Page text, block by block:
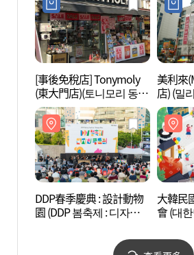
[事後免稅店] Tonymoly
(東大門店)(토니모리 동대
문점)
美利來
店) (밀
DDP春季慶典 : 設計動物
園 (DDP 봄축제 : 디자인
大韓民
會 (대